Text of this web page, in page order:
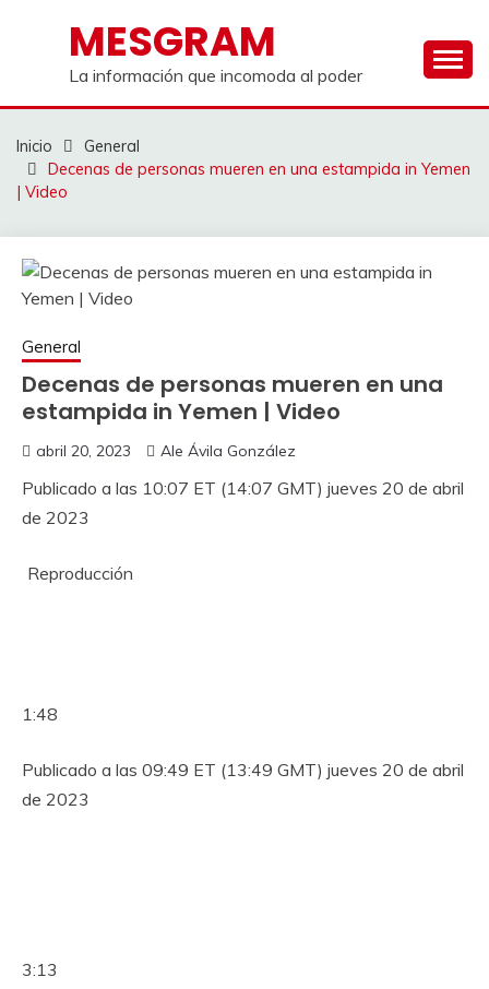
contenidoMESGRAM
La información que incomoda al poder
Inicio
General
Decenas de personas mueren en una estampida in Yemen
| Video
General
Decenas de personas mueren en una
estampida in Yemen | Video
abril 20, 2023 Ale Ávila González
Publicado a las 10:07 ET (14:07 GMT) jueves 20 de abril
de 2023
Reproducción
1:48
Publicado a las 09:49 ET (13:49 GMT) jueves 20 de abril
de 2023
3:13